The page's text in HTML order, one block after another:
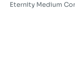
Eternity Medium